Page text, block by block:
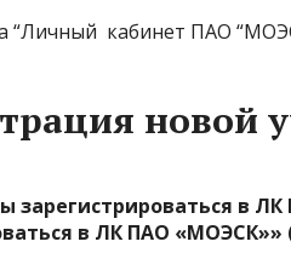
“Личный кабинет ПАО
новой
зарегистрироваться в
в ЛК ПАО «МОЭСК»»